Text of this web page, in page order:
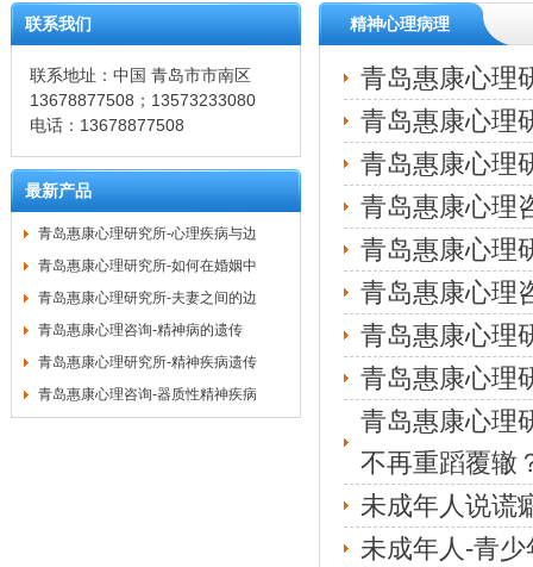
联系我们
联系地址：中国 青岛市市南区
13678877508；13573233080
电话：13678877508
最新产品
青岛惠康心理研究所-心理疾病与边
青岛惠康心理研究所-如何在婚姻中
青岛惠康心理研究所-夫妻之间的边
青岛惠康心理咨询-精神病的遗传
青岛惠康心理研究所-精神疾病遗传
青岛惠康心理咨询-器质性精神疾病
精神心理病理
青岛惠康心理
青岛惠康心理
青岛惠康心理
青岛惠康心理
青岛惠康心理
青岛惠康心理
青岛惠康心理
青岛惠康心理
青岛惠康心理
不再重蹈覆辙
未成年人说谎
未成年人-青